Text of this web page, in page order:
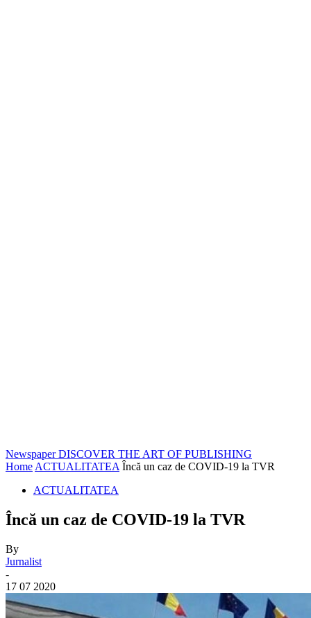
Newspaper DISCOVER THE ART OF PUBLISHING
Home ACTUALITATEA Încă un caz de COVID-19 la TVR
ACTUALITATEA
Încă un caz de COVID-19 la TVR
By
Jurnalist
-
17 07 2020